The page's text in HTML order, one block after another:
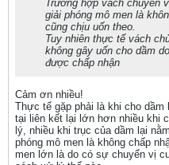
Trường hợp vách chuyển
giải phóng mô men là
cũng chịu uốn theo.
Tuy nhiên thực tế vách
không gây uốn cho dầm
được chấp nhận
Cảm ơn nhiều!
Thực tế gặp phải là khi cho
tại liên kết lại lớn hơn nhiều khi
lý, nhiều khi trục của dầm lại
phóng mô men là không chấp
men lớn là do có sự chuyển vị